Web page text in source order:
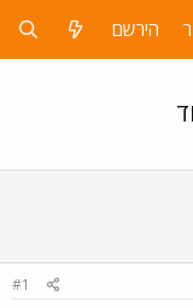
הירשם
#1